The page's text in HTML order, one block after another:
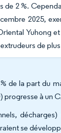
de 2 %.
2025,
Yuhong
de
de la part du
à un
se